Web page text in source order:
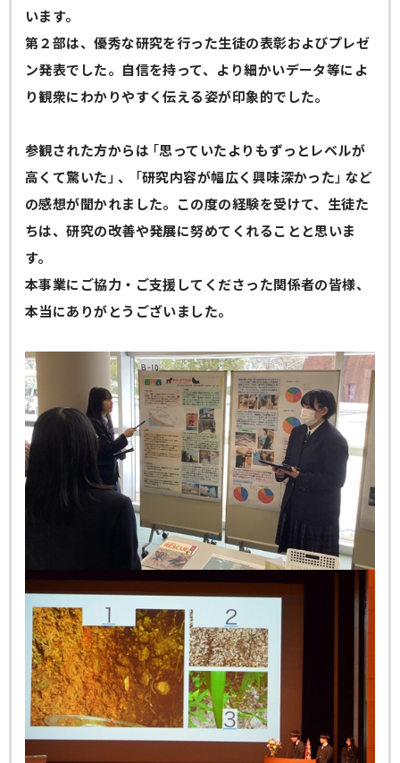
います。
第２部は、優秀な研究を行った生徒の表彰およびプレゼ
ン発表でした。自信を持って、より細かいデータ等によ
り観衆にわかりやすく伝える姿が印象的でした。
参観された方からは「思っていたよりもずっとレベルが
高くて驚いた」、「研究内容が幅広く興味深かった」など
の感想が聞かれました。この度の経験を受けて、生徒た
ちは、研究の改善や発展に努めてくれることと思いま
す。
本事業にご協力・ご支援してくださった関係者の皆様、
本当にありがとうございました。